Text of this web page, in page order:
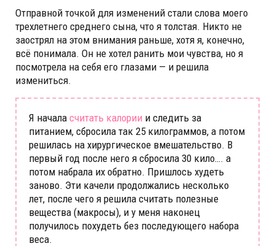
Отправной точкой для изменений стали слова моего
трехлетнего среднего сына, что я толстая. Никто не
заострял на этом внимания раньше, хотя я, конечно,
всё понимала. Он не хотел ранить мои чувства, но я
посмотрела на себя его глазами — и решила
измениться.
Я начала считать калории и следить за
питанием, сбросила так 25 килограммов, а потом
решилась на хирургическое вмешательство. В
первый год после него я сбросила 30 кило…. а
потом набрала их обратно. Пришлось худеть
заново. Эти качели продолжались несколько
лет, после чего я решила считать полезные
вещества (макросы), и у меня наконец
получилось похудеть без последующего набора
веса.